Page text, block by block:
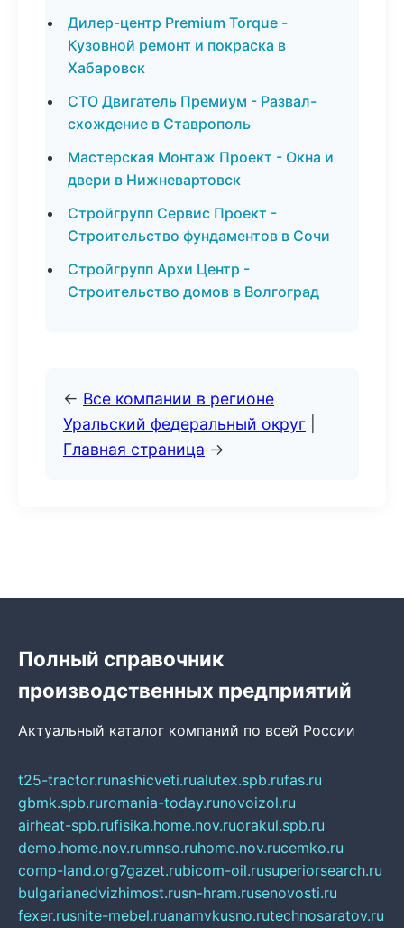
Дилер-центр Premium Torque -
Кузовной ремонт и покраска в
Хабаровск
СТО Двигатель Премиум - Развал-
схождение в Ставрополь
Мастерская Монтаж Проект - Окна и
двери в Нижневартовск
Стройгрупп Сервис Проект -
Строительство фундаментов в Сочи
Стройгрупп Архи Центр -
Строительство домов в Волгоград
← Все компании в регионе
Уральский федеральный округ
Главная страница →
Полный справочник
производственных предприятий
Актуальный каталог компаний по всей России
t25-tractor.runashicveti.rualutex.spb.rufas.ru
gbmk.spb.ruromania-today.runovoizol.ru
airheat-spb.rufisika.home.nov.ruorakul.spb.ru
demo.home.nov.rumnso.ruhome.nov.rucemko.ru
comp-land.org7gazet.rubicom-oil.rusuperiorsearch.ru
bulgarianedvizhimost.rusn-hram.rusenovosti.ru
fexer.rusnite-mebel.ruanamvkusno.rutechnosaratov.ru